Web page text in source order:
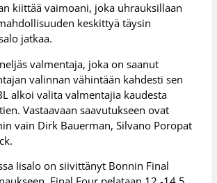
kiittää vaimoani, joka uhrauksillaan
keskittyä täysin
jatkaa.
valmentaja, joka on saanut
valinnan vähintään kahdesti sen
alkoi valita valmentajia kaudesta
Vastaavaan saavutukseen ovat
vain Dirk Bauerman, Silvano Poropat
Iisalo on siivittänyt Bonnin Final